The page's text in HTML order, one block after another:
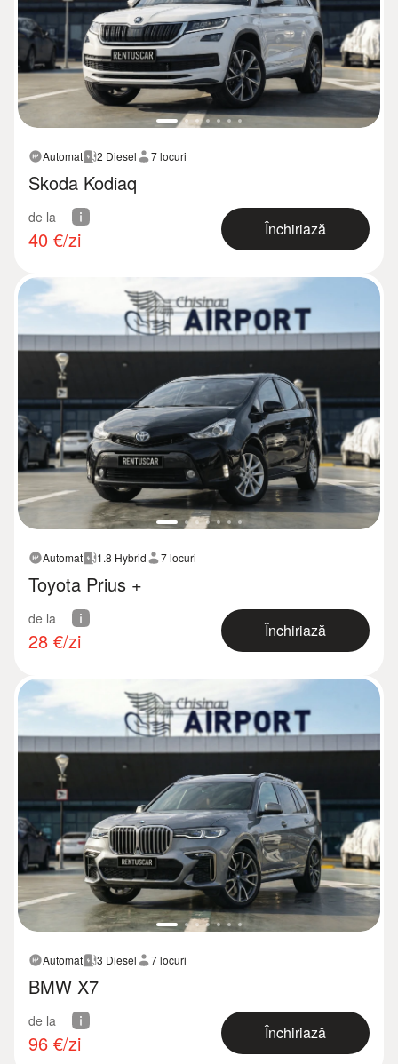
Automat 2 Diesel 7 locuri
Skoda Kodiaq
de la
40 €/zi Închiriază
Automat 1.8 Hybrid 7 locuri
Toyota Prius +
de la
28 €/zi Închiriază
Automat 3 Diesel 7 locuri
BMW X7
de la
96 €/zi Închiriază